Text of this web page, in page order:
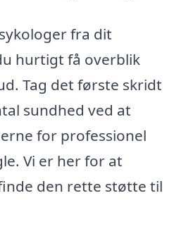
fra dit
hurtigt få overblik
Tag det første skridt
sundhed ved at
for professionel
Vi er her for at
den rette støtte til